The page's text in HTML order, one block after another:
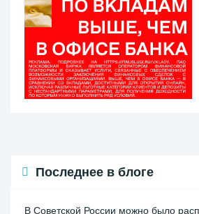
Последнее в блоге
В Советской России можно было